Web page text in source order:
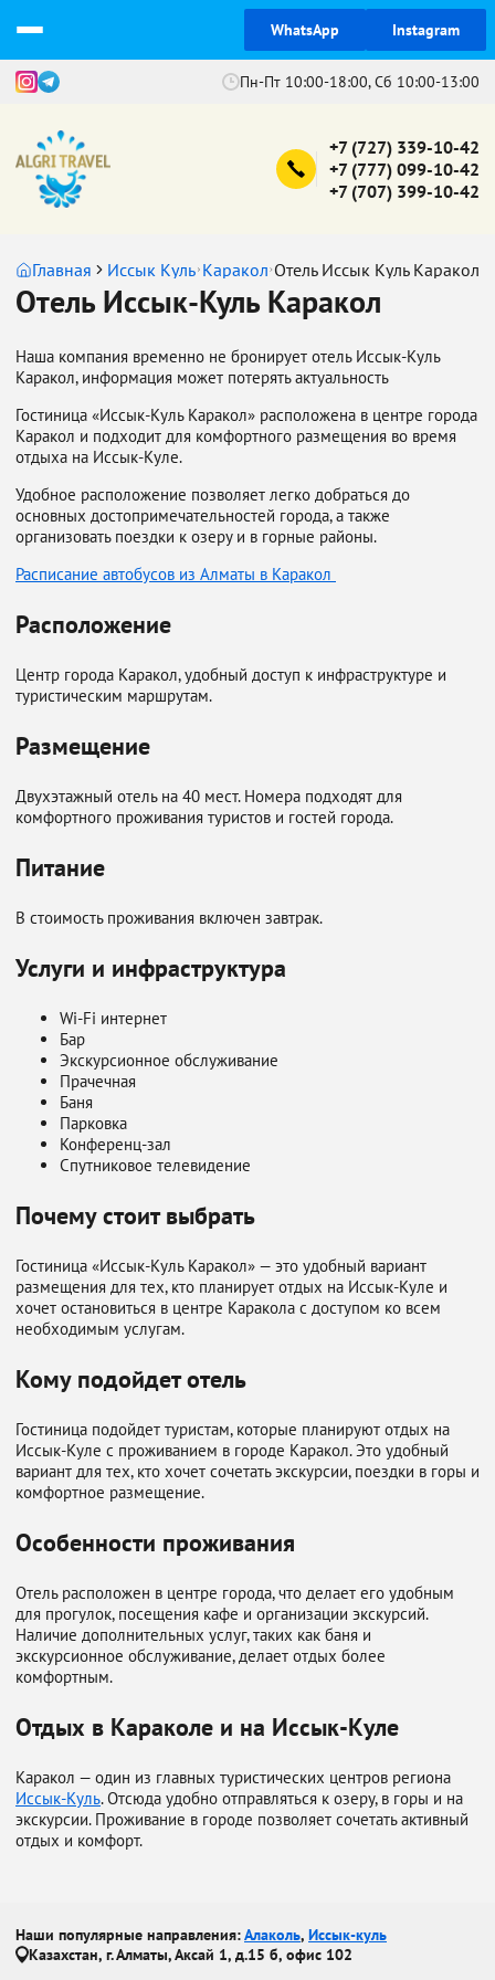
WhatsApp Instagram
Пн-Пт 10:00-18:00, Сб 10:00-13:00
+7 (727) 339-10-42
+7 (777) 099-10-42
+7 (707) 399-10-42
Главная Иссык Куль Каракол Отель Иссык Куль Каракол
Отель Иссык-Куль Каракол
Наша компания временно не бронирует отель Иссык-Куль
Каракол, информация может потерять актуальность
Гостиница «Иссык-Куль Каракол» расположена в центре города
Каракол и подходит для комфортного размещения во время
отдыха на Иссык-Куле.
Удобное расположение позволяет легко добраться до
основных достопримечательностей города, а также
организовать поездки к озеру и в горные районы.
Расписание автобусов из Алматы в Каракол
Расположение
Центр города Каракол, удобный доступ к инфраструктуре и
туристическим маршрутам.
Размещение
Двухэтажный отель на 40 мест. Номера подходят для
комфортного проживания туристов и гостей города.
Питание
В стоимость проживания включен завтрак.
Услуги и инфраструктура
Wi-Fi интернет
Бар
Экскурсионное обслуживание
Прачечная
Баня
Парковка
Конференц-зал
Спутниковое телевидение
Почему стоит выбрать
Гостиница «Иссык-Куль Каракол» — это удобный вариант
размещения для тех, кто планирует отдых на Иссык-Куле и
хочет остановиться в центре Каракола с доступом ко всем
необходимым услугам.
Кому подойдет отель
Гостиница подойдет туристам, которые планируют отдых на
Иссык-Куле с проживанием в городе Каракол. Это удобный
вариант для тех, кто хочет сочетать экскурсии, поездки в горы и
комфортное размещение.
Особенности проживания
Отель расположен в центре города, что делает его удобным
для прогулок, посещения кафе и организации экскурсий.
Наличие дополнительных услуг, таких как баня и
экскурсионное обслуживание, делает отдых более
комфортным.
Отдых в Караколе и на Иссык-Куле
Каракол — один из главных туристических центров региона
Иссык-Куль. Отсюда удобно отправляться к озеру, в горы и на
экскурсии. Проживание в городе позволяет сочетать активный
отдых и комфорт.
Наши популярные направления:Алаколь, Иссык-куль
Казахстан, г. Алматы, Аксай 1, д.15 б, офис 102